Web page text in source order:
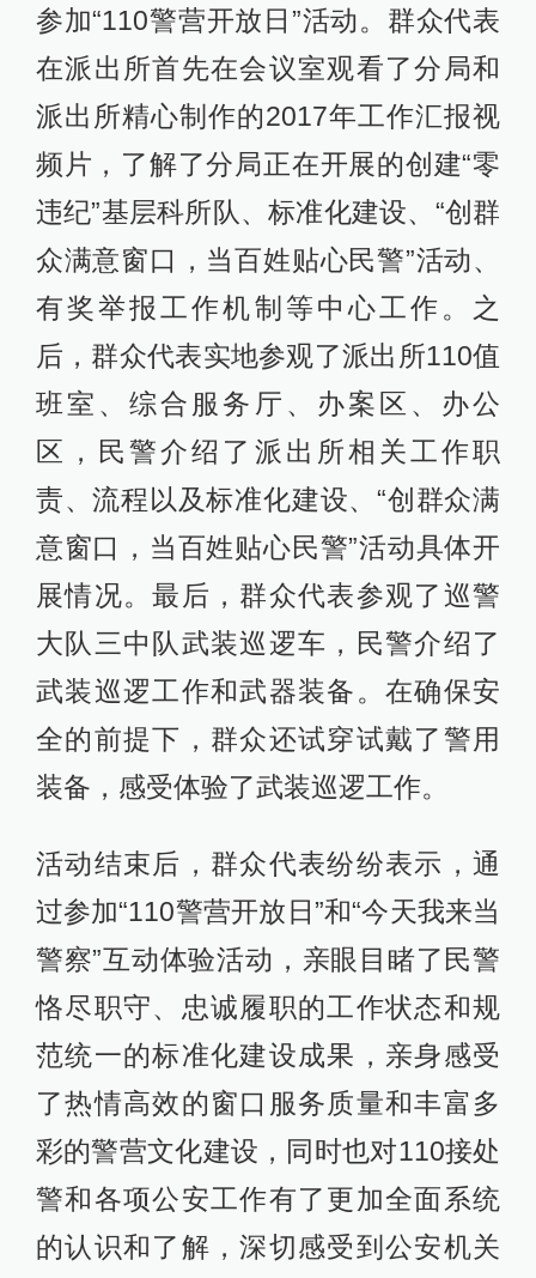
参加“110警营开放日”活动。群众代表
在派出所首先在会议室观看了分局和
派出所精心制作的2017年工作汇报视
频片，了解了分局正在开展的创建“零
违纪”基层科所队、标准化建设、“创群
众满意窗口，当百姓贴心民警”活动、
有奖举报工作机制等中心工作。之
后，群众代表实地参观了派出所110值
班室、综合服务厅、办案区、办公
区，民警介绍了派出所相关工作职
责、流程以及标准化建设、“创群众满
意窗口，当百姓贴心民警”活动具体开
展情况。最后，群众代表参观了巡警
大队三中队武装巡逻车，民警介绍了
武装巡逻工作和武器装备。在确保安
全的前提下，群众还试穿试戴了警用
装备，感受体验了武装巡逻工作。
活动结束后，群众代表纷纷表示，通
过参加“110警营开放日”和“今天我来当
警察”互动体验活动，亲眼目睹了民警
恪尽职守、忠诚履职的工作状态和规
范统一的标准化建设成果，亲身感受
了热情高效的窗口服务质量和丰富多
彩的警营文化建设，同时也对110接处
警和各项公安工作有了更加全面系统
的认识和了解，深切感受到公安机关